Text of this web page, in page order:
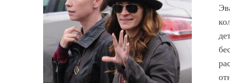
Мода
50 идей, как
красные
выглядеть